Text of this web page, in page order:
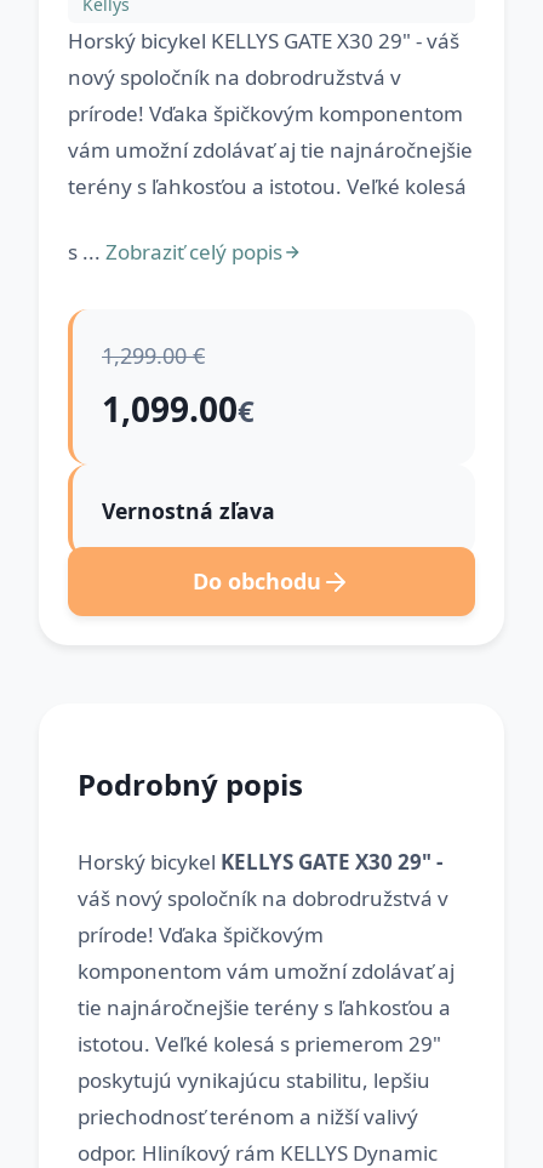
Horský bicykel KELLYS GATE X30 29" - váš
nový spoločník na dobrodružstvá v
prírode! Vďaka špičkovým komponentom
vám umožní zdolávať aj tie najnáročnejšie
terény s ľahkosťou a istotou. Veľké kolesá
s ... Zobraziť celý popis
1,299.00 €
1,099.00€
Vernostná zľava
Do obchodu
Podrobný popis
Horský bicykel KELLYS GATE X30 29" -
váš nový spoločník na dobrodružstvá v
prírode! Vďaka špičkovým
komponentom vám umožní zdolávať aj
tie najnáročnejšie terény s ľahkosťou a
istotou. Veľké kolesá s priemerom 29"
poskytujú vynikajúcu stabilitu, lepšiu
priechodnosť terénom a nižší valivý
odpor. Hliníkový rám KELLYS Dynamic